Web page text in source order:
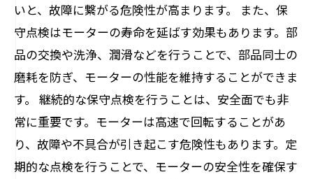
いと、故障に繋がる危険性が高まります。 また、保
守点検はモーターの寿命を延ばす効果もあります。部
品の交換や洗浄、潤滑などを行うことで、部品同士の
磨耗を防ぎ、モーターの性能を維持することができま
す。 継続的な保守点検を行うことは、安全面でも非
常に重要です。モーターは高速で回転することがあ
り、故障や不具合が引き起こす危険性もあります。定
期的な点検を行うことで、モーターの安全性を確保す